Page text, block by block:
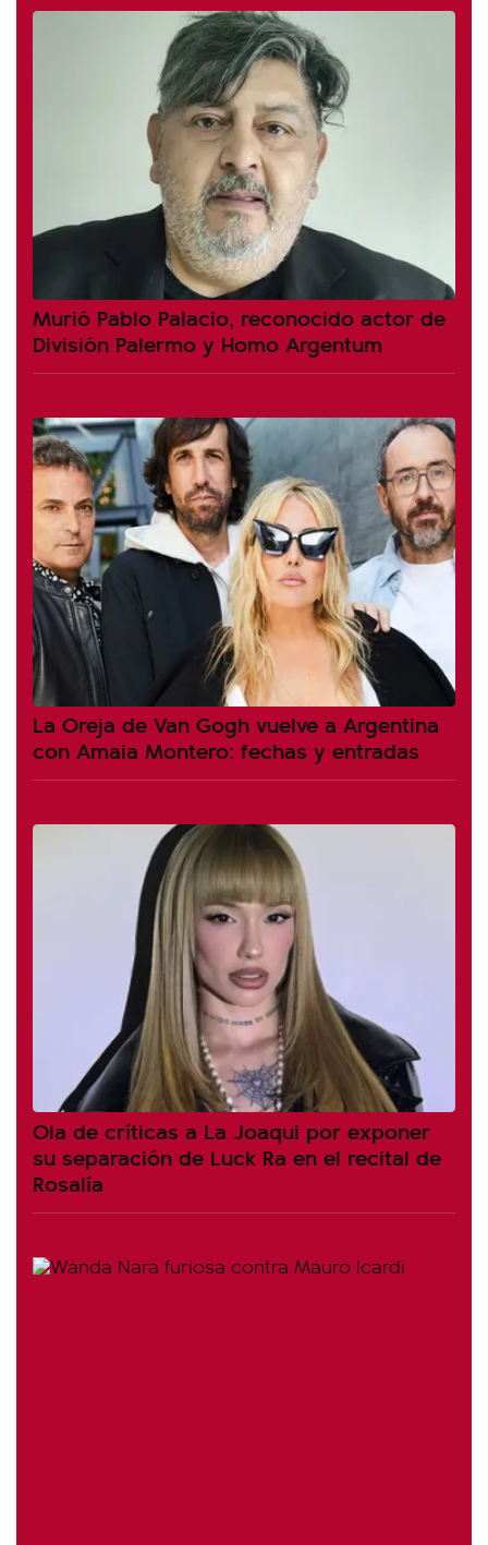
Murió Pablo Palacio, reconocido actor de
División Palermo y Homo Argentum
La Oreja de Van Gogh vuelve a Argentina
con Amaia Montero: fechas y entradas
Ola de críticas a La Joaqui por exponer
su separación de Luck Ra en el recital de
Rosalía